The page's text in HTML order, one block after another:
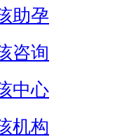
助孕
咨询
中心
机构